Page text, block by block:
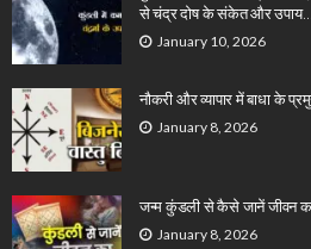
से चंद्र दोष के संकेत और
January 10, 2026
नौकरी और व्यापार में बाधा के
January 8, 2026
जन्म कुंडली से कैसे जानें जीवन का
January 8, 2026